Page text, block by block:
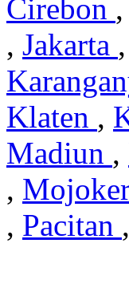
Cirebon ,
, Jakarta ,
Klaten ,
Madiun ,
,
, Pacitan ,